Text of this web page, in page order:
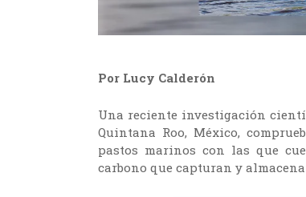
Por Lucy Calderón
Una reciente investigación
Quintana Roo, México,
pastos marinos con las que
carbono que capturan y